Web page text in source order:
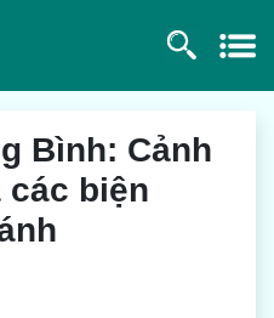
Bình: Cảnh
các biện